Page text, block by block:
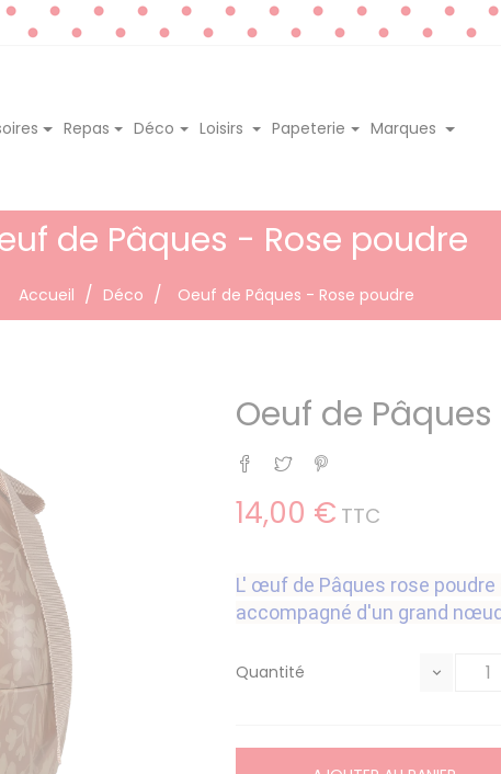
Repas Déco Loisirs Papeterie Marques
de Pâques - Rose poudre
Accueil Déco Oeuf de Pâques - Rose poudre
Oeuf de
Partager
Tweet
14,00 € TTC
L' œuf de Pâques rose
accompagné d'un grand
Quantité